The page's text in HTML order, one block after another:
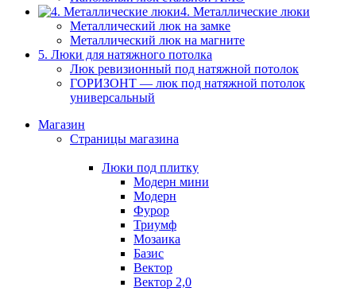
4. Металлические люки
Металлический люк на замке
Металлический люк на магните
5. Люки для натяжного потолка
Люк ревизионный под натяжной потолок
ГОРИЗОНТ — люк под натяжной потолок
универсальный
Магазин
Страницы магазина
Люки под плитку
Модерн мини
Модерн
Фурор
Триумф
Мозаика
Базис
Вектор
Вектор 2,0